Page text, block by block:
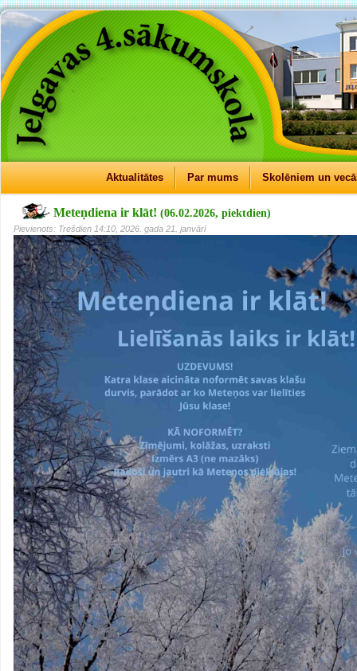
Aktualitātes Par mums Skolēniem un
Meteņdiena ir klāt! (06.02.2026, piektdien)
Pievienots: Trešdien 14:10, 2026. gada 21. janvārī